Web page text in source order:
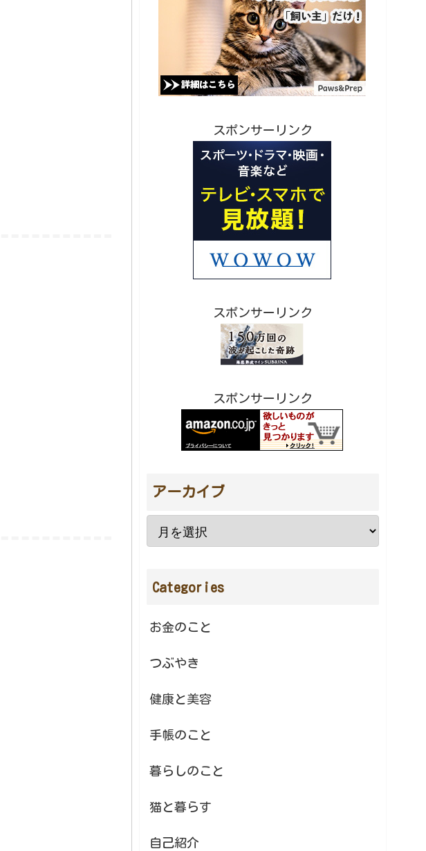
スポンサーリンク
スポンサーリンク
スポンサーリンク
アーカイブ
Categories
お金のこと
つぶやき
健康と美容
手帳のこと
暮らしのこと
猫と暮らす
自己紹介